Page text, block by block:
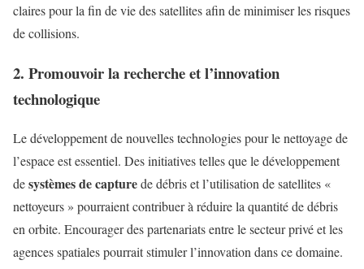
claires pour la fin de vie des satellites afin de minimiser les risques
de collisions.
2. Promouvoir la recherche et l’innovation
technologique
Le développement de nouvelles technologies pour le nettoyage de
l’espace est essentiel. Des initiatives telles que le développement
desystèmes de capturede débris et l’utilisation de satellites «
nettoyeurs » pourraient contribuer à réduire la quantité de débris
en orbite. Encourager des partenariats entre le secteur privé et les
agences spatiales pourrait stimuler l’innovation dans ce domaine.